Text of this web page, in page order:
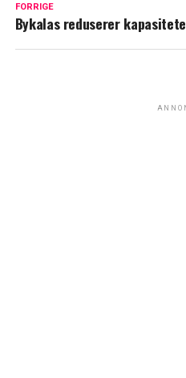
FORRIGE
Bykalas reduserer